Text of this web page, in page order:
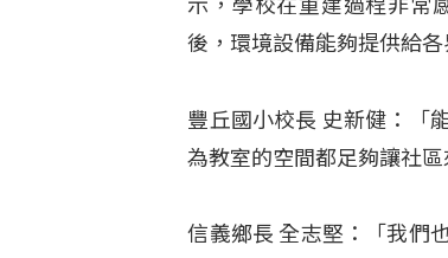
示，學校在重建過程非常
後，環境設備能夠提供給
豐丘國小校長 史新健：「
為教室的空間都足夠讓社區
信義鄉長 全志堅：「我們